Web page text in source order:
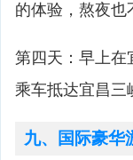
的体验，熬夜也
第四天：早上在
乘车抵达宜昌三
九、国际豪华